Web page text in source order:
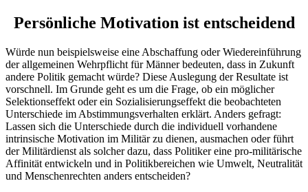
Persönliche Motivation ist entscheidend
Würde nun beispielsweise eine Abschaffung oder Wiedereinführung
der allgemeinen Wehrpflicht für Männer bedeuten, dass in Zukunft
andere Politik gemacht würde? Diese Auslegung der Resultate ist
vorschnell. Im Grunde geht es um die Frage, ob ein möglicher
Selektionseffekt oder ein Sozialisierungseffekt die beobachteten
Unterschiede im Abstimmungsverhalten erklärt. Anders gefragt:
Lassen sich die Unterschiede durch die individuell vorhandene
intrinsische Motivation im Militär zu dienen, ausmachen oder führt
der Militärdienst als solcher dazu, dass Politiker eine pro-militärische
Affinität entwickeln und in Politikbereichen wie Umwelt, Neutralität
und Menschenrechten anders entscheiden?